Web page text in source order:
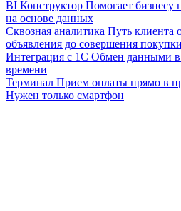
BI Конструктор Помогает бизнесу
на основе данных
Сквозная аналитика Путь клиента
объявления до совершения покупки
Интеграция с 1С Обмен данными в
времени
Терминал Прием оплаты прямо в
Нужен только смартфон